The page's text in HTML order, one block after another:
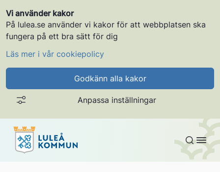
Vi använder kakor
På lulea.se använder vi kakor för att webbplatsen ska
fungera på ett bra sätt för dig
Läs mer i vår cookiepolicy
Godkänn alla kakor
Anpassa inställningar
Gå till innehållet